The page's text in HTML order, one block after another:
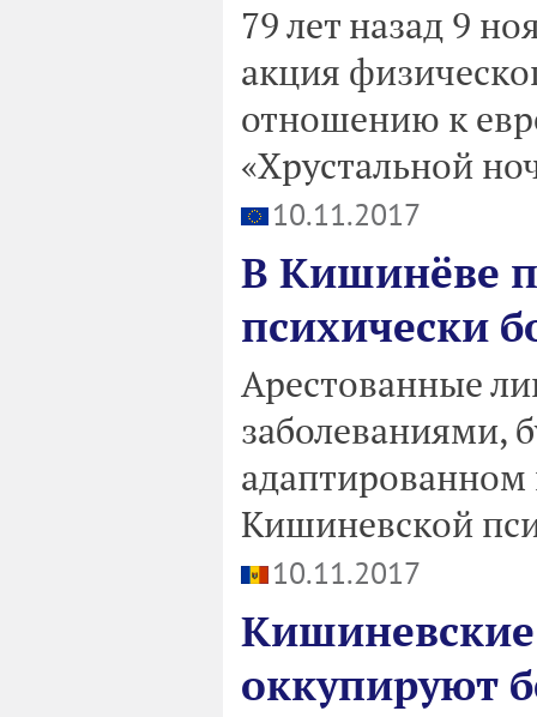
79 лет назад 9
акция
отношению к
«Хрустальной
10.11.2017
В Кишинёве
психически
Арестованные
заболеваниями,
Кишиневской
10.11.2017
оккупируют